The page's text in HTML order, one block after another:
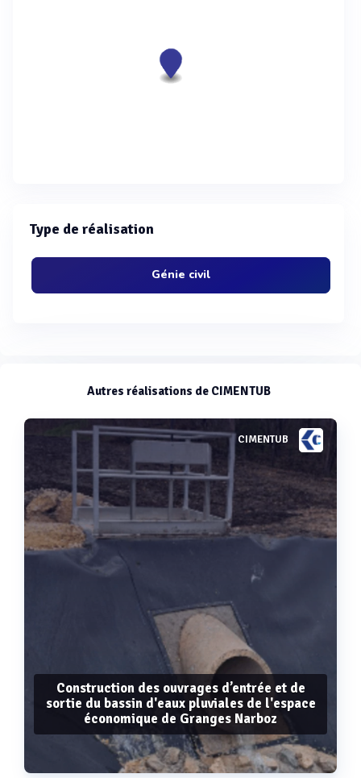
Type de réalisation
Génie civil
Autres réalisations de CIMENTUB
CIMENTUB
Construction des ouvrages d’entrée et de
sortie du bassin d'eaux pluviales de l'espace
économique de Granges Narboz